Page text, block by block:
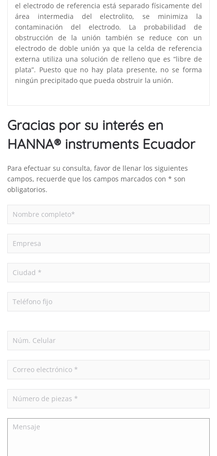
el electrodo de referencia está separado físicamente del
área intermedia del electrolito, se minimiza la
contaminación del electrodo. La probabilidad de
obstrucción de la unión también se reduce con un
electrodo de doble unión ya que la celda de referencia
externa utiliza una solución de relleno que es “libre de
plata”. Puesto que no hay plata presente, no se forma
ningún precipitado que pueda obstruir la unión.
Gracias por su interés en
HANNA® instruments Ecuador
Para efectuar su consulta, favor de llenar los siguientes
campos, recuerde que los campos marcados con * son
obligatorios.